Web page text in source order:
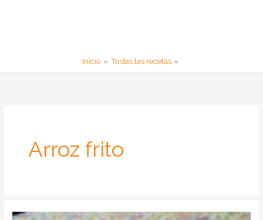
Inicio Todas las recetas
Arroz frito